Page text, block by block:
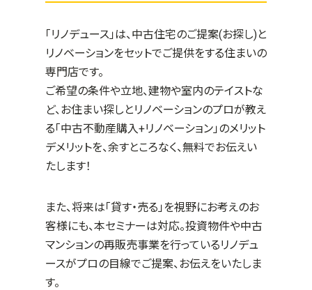
「リノデュース」は、中古住宅のご提案(お探し)と
リノベーションをセットでご提供をする住まいの
専門店です。
ご希望の条件や立地、建物や室内のテイストな
ど、お住まい探しとリノベーションのプロが教え
る「中古不動産購入+リノベーション」のメリット
デメリットを、余すところなく、無料でお伝えい
たします！
また、将来は「貸す・売る」を視野にお考えのお
客様にも、本セミナーは対応。投資物件や中古
マンションの再販売事業を行っているリノデュ
ースがプロの目線でご提案、お伝えをいたしま
す。